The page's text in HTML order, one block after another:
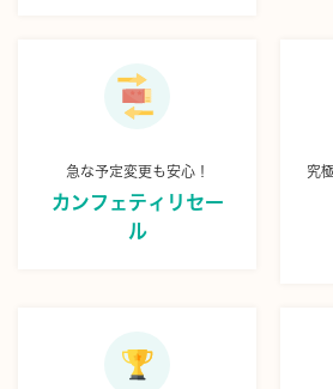
急な予定変更も安心！
カンフェティリセー
ル
究